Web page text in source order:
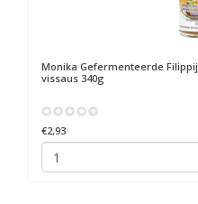
Monika Gefermenteerde
vissaus 340g
€2,93